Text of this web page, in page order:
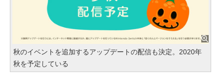
秋のイベントを追加するアップデートの配信も決定。2020年
秋を予定している